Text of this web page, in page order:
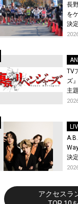
長
を
決
マ
TV
ズ
主
定
先
決
開
アクセスラ